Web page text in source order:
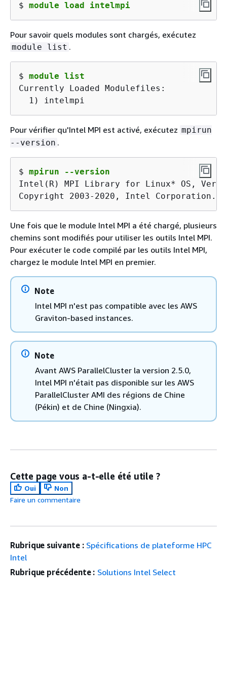
$ module load intelmpi
Pour savoir quels modules sont chargés, exécutez
module list .
$ module list
Currently Loaded Modulefiles:
  1) intelmpi
Pour vérifier qu'Intel MPI est activé, exécutez mpirun
--version .
$ mpirun --version
Intel(R) MPI Library for Linux* OS,
Copyright 2003-2020, Intel Corporation.
Une fois que le module Intel MPI a été chargé, plusieurs
chemins sont modifiés pour utiliser les outils Intel MPI.
Pour exécuter le code compilé par les outils Intel MPI,
chargez le module Intel MPI en premier.
Note
Intel MPI n'est pas compatible avec les AWS
Graviton-based instances.
Note
Avant AWS ParallelCluster la version 2.5.0,
Intel MPI n'était pas disponible sur les AWS
ParallelCluster AMI des régions de Chine
(Pékin) et de Chine (Ningxia).
Cette page vous a-t-elle été utile ?
Oui
Non
Faire un commentaire
Rubrique suivante : Spécifications de plateforme HPC
Intel
Rubrique précédente : Solutions Intel Select